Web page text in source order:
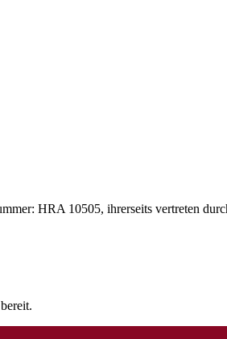
HRA 10505, ihrerseits vertreten